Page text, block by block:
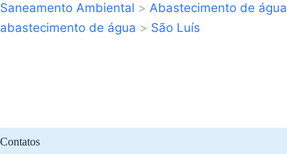
Saneamento Ambiental > Abastecimento de água
abastecimento de água > São Luís
Contatos